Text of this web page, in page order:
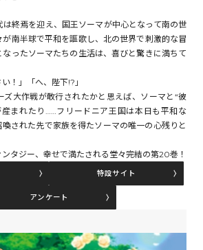
閉じる
終焉を迎え、国王ソーマが中心となって南の世
南半球で平和を謳歌し、北の世界で刺激的な冒
なったソーマたちの生活は、喜びと驚きに満ちて
！」「へ、陛下!?」
ズ大作戦が敢行されたかと思えば、ソーマと“彼
まれたり……フリードニア王国は本日も平和な
された先で家族を得たソーマの唯一の心残りと
タジー、幸せで満たされる堂々完結の第20巻！
特設サイト
アンケート